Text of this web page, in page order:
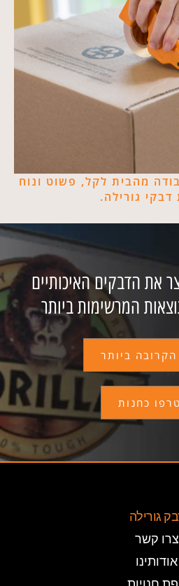
מהבית לקל, פשוט ונוח
דבקי גורילה.
את הדבקים האיכותיים
המרשימות ביותר
הקרובה ביותר
כחנות
גורילה
צרו קשר
אודותינו